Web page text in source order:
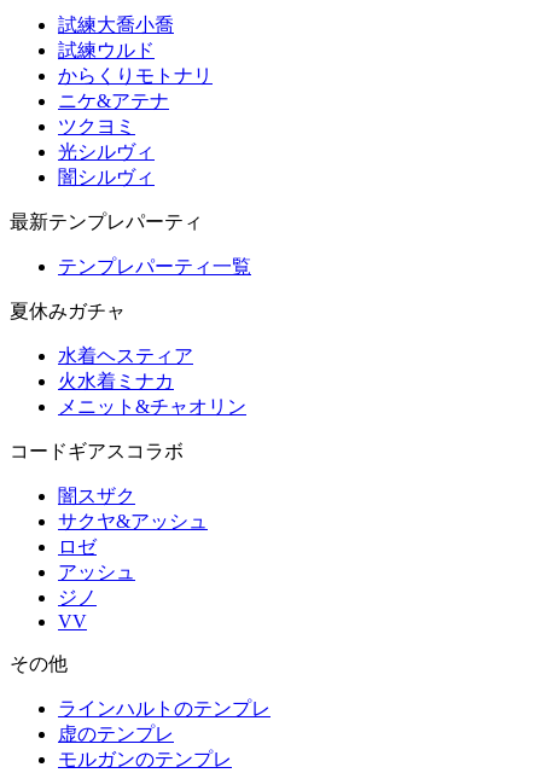
試練大喬小喬
試練ウルド
からくりモトナリ
ニケ&アテナ
ツクヨミ
光シルヴィ
闇シルヴィ
最新テンプレパーティ
テンプレパーティ一覧
夏休みガチャ
水着ヘスティア
火水着ミナカ
メニット&チャオリン
コードギアスコラボ
闇スザク
サクヤ&アッシュ
ロゼ
アッシュ
ジノ
VV
その他
ラインハルトのテンプレ
虚のテンプレ
モルガンのテンプレ